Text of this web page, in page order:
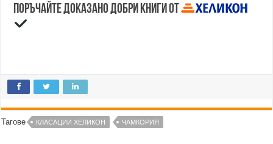
Поръчайте доказано добри книги от
Тагове КЛАСАЦИИ ХЕЛИКОН ЧАМКОРИЯ